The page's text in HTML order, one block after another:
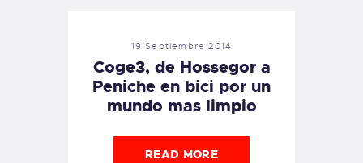
19 Septiembre 2014
Coge3, de Hossegor a
Peniche en bici por un
mundo mas limpio
READ MORE